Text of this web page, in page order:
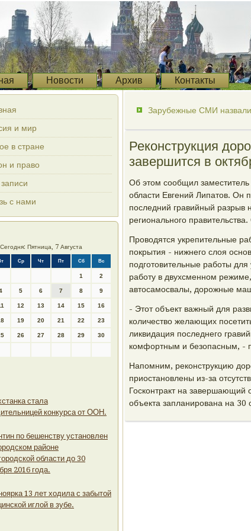
Новости Архив Контакты
и мир
в стране
и право
с нами
Сегодня: Пятница, 7 Августа
Ср Чт Пт Сб Вс
1 2
5 6 7 8 9
12 13 14 15 16
19 20 21 22 23
26 27 28 29 30
стала
конкурса от ООН.
по бешенству установлен
районе
области до 30
2016 года.
13 лет ходила с забытой
иглой в зубе.
Зарубежные СМИ
Реконструкция
завершится в
Об этом сообщил заместитель
области Евгений Липатов. Он
последний гравийный разрыв
регионального
Проводятся укрепительные
покрытия - нижнего слоя
подготовительные работы для
работу в двухсменном
автосамосвалы, дорожные
- Этот объект важный для
количество желающих
ликвидация последнего
комфортным и безопасным, -
Напомним, реконструкцию
приостановлены из-за
Госконтракт на завершающий
объекта запланирована на 30